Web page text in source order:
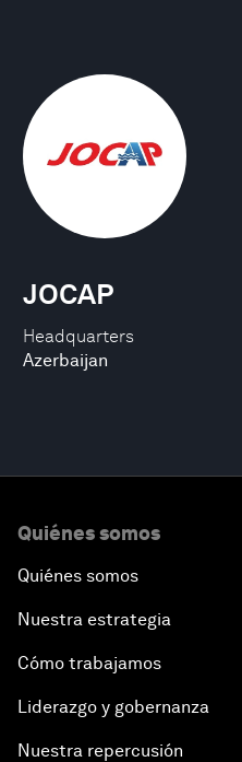
Headquarters
Azerbaijan
JOCAP
Quiénes somos
Quiénes somos
Nuestra estrategia
Cómo trabajamos
Liderazgo y gobernanza
Nuestra repercusión